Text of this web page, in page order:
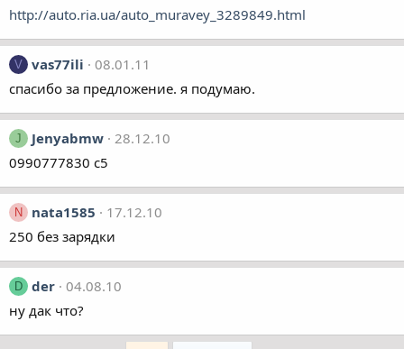
http://auto.ria.ua/auto_muravey_3289849.html
V vas77ili
08.01.11
спасибо за предложение. я подумаю.
J Jenyabmw 28.12.10
0990777830 с5
N nata1585
17.12.10
250 без зарядки
D der 04.08.10
ну дак что?